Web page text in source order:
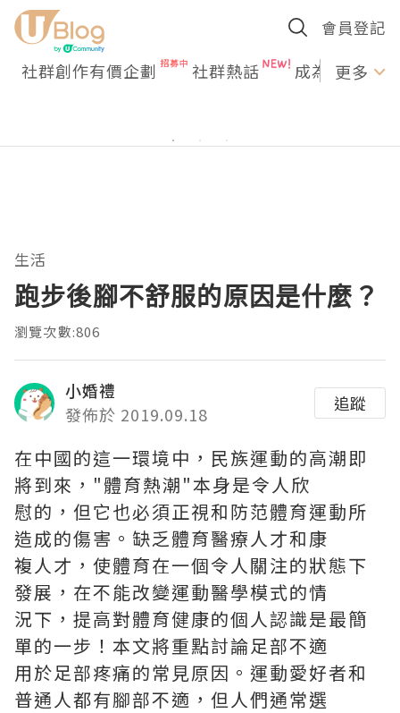
會員登記
社群創作有價企劃 社群熱話 成為U更多
生活
跑步後腳不舒服的原因是什麼？
瀏覽次數:806
小婚禮
發佈於 2019.09.18
追蹤
在中國的這一環境中，民族運動的高潮即
將到來，"體育熱潮"本身是令人欣
慰的，但它也必須正視和防范體育運動所
造成的傷害。缺乏體育醫療人才和康
複人才，使體育在一個令人關注的狀態下
發展，在不能改變運動醫學模式的情
況下，提高對體育健康的個人認識是最簡
單的一步！本文將重點討論足部不適
用於足部疼痛的常見原因。運動愛好者和
普通人都有腳部不適，但人們通常選